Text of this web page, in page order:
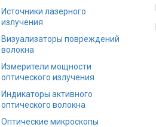
Источники лазерного
излучения
Визуализаторы повреждений
волокна
Измерители мощности
оптического излучения
Индикаторы активного
оптического волокна
Оптические микроскопы